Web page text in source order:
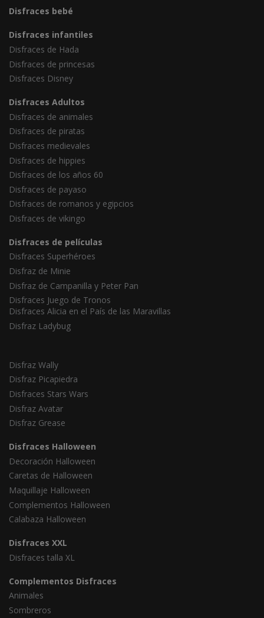
Disfraces bebé
Disfraces infantiles
Disfraces de Hada
Disfraces de princesas
Disfraces Disney
Disfraces Adultos
Disfraces de animales
Disfraces de piratas
Disfraces medievales
Disfraces de hippies
Disfraces de los años 60
Disfraces de payaso
Disfraces de romanos y egipcios
Disfraces de vikingo
Disfraces de películas
Disfraces Superhéroes
Disfraz de Minie
Disfraz de Campanilla y Peter Pan
Disfraces Juego de Tronos
Disfraces Alicia en el País de las Maravillas
Disfraz Ladybug
Disfraz Wally
Disfraz Picapiedra
Disfraces Stars Wars
Disfraz Avatar
Disfraz Grease
Disfraces Halloween
Decoración Halloween
Caretas de Halloween
Maquillaje Halloween
Complementos Halloween
Calabaza Halloween
Disfraces XXL
Disfraces talla XL
Complementos Disfraces
Animales
Sombreros